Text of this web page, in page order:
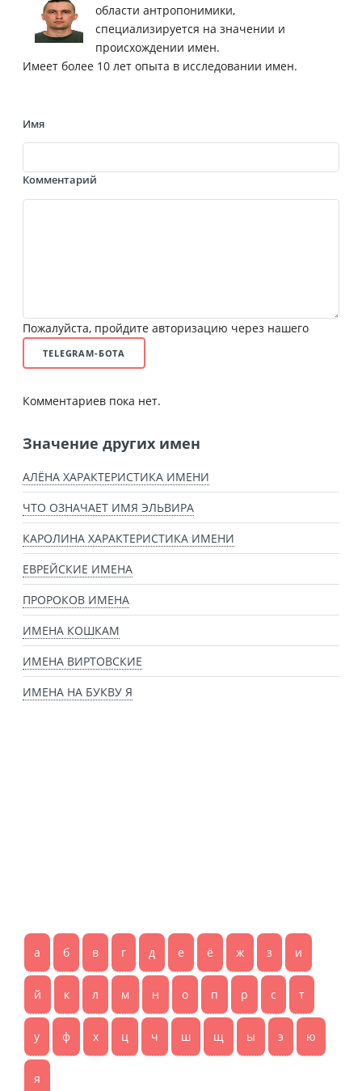
области антропонимики,
специализируется на значении и
происхождении имен.
Имеет более 10 лет опыта в исследовании имен.
Имя
Комментарий
Пожалуйста, пройдите авторизацию через нашего
TELEGRAM-БОТА
Комментариев пока нет.
Значение других имен
АЛЁНА ХАРАКТЕРИСТИКА ИМЕНИ
ЧТО ОЗНАЧАЕТ ИМЯ ЭЛЬВИРА
КАРОЛИНА ХАРАКТЕРИСТИКА ИМЕНИ
ЕВРЕЙСКИЕ ИМЕНА
ПРОРОКОВ ИМЕНА
ИМЕНА КОШКАМ
ИМЕНА ВИРТОВСКИЕ
ИМЕНА НА БУКВУ Я
а б в г д е ё ж з и
й к л м н о п р с т
у ф х ц ч ш щ ы э ю
я